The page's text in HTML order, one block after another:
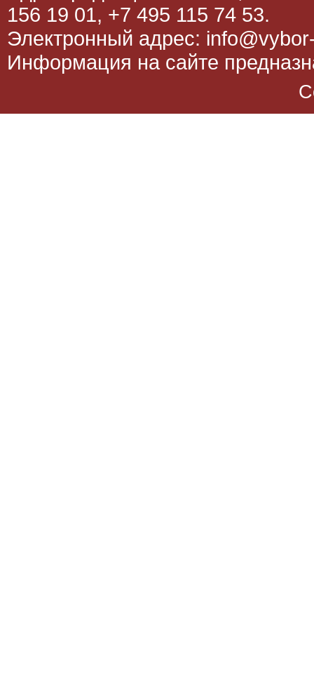
156 19 01, +7 495 115 74 53.
Электронный адрес:
Информация на сайте